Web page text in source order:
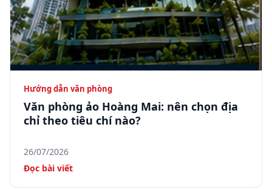
Hướng dẫn văn phòng
Văn phòng ảo Hoàng Mai: nên chọn địa
chỉ theo tiêu chí nào?
26/07/2026
Đọc bài viết